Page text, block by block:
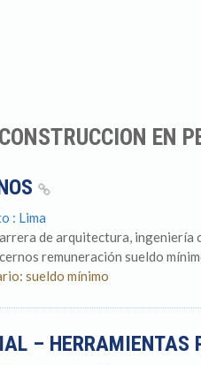
EN
: Lima
de arquitectura,
remuneración sueldo
sueldo mínimo
– HERRAMIENTAS